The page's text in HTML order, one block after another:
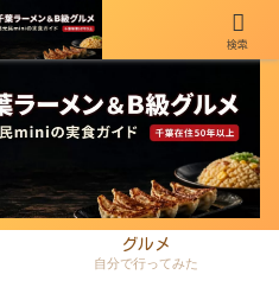
・町中華・B級グルメを本音レビュー
グルメ
自分で行ってみた
検索